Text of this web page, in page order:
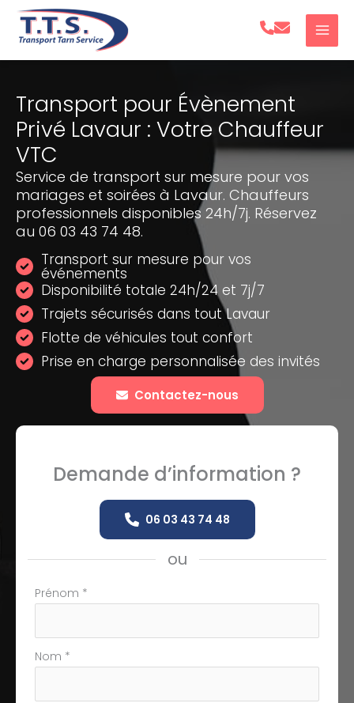
Aller
Transport pour Évènement
Privé Lavaur : Votre Chauffeur
VTC
Service de transport sur mesure pour vos
mariages et soirées à Lavaur. Chauffeurs
professionnels disponibles 24h/7j. Réservez
au 06 03 43 74 48.
Transport sur mesure pour vos
événements
Disponibilité totale 24h/24 et 7j/7
Trajets sécurisés dans tout Lavaur
Flotte de véhicules tout confort
Prise en charge personnalisée des invités
Contactez-nous
Demande d’information ?
06 03 43 74 48
ou
Formulaire
téléphone
Prénom *
Nom *